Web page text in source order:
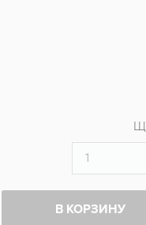
В КОРЗИНУ